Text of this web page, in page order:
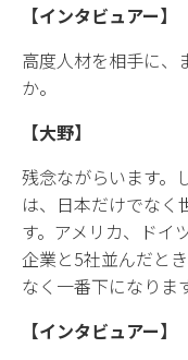
【インタビュアー】
高度人材を相手に、
か。
【大野】
残念ながらいます。
は、日本だけでなく
す。アメリカ、ドイ
企業と5社並んだと
なく一番下になりま
【インタビュアー】